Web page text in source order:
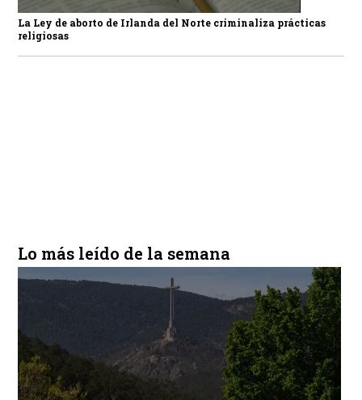
La Ley de aborto de Irlanda del Norte criminaliza prácticas
religiosas
Lo más leído de la semana